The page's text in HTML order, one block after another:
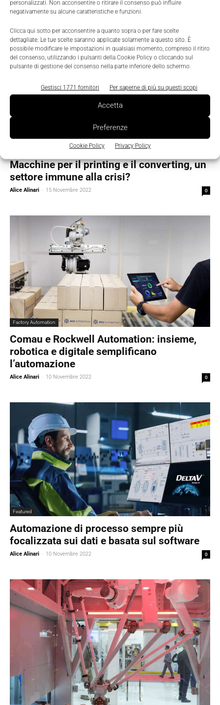
personalizzati. Non acconsentire o ritirare il consenso può influire
negativamente su alcune caratteristiche e funzioni.
Clicca qui sotto per acconsentire a quanto sopra o per fare scelte
dettagliate. Le tue scelte saranno applicate solamente a questo sito. È
possibile modificare le impostazioni in qualsiasi momento, compreso il ritiro
del consenso, utilizzando i pulsanti della Cookie Policy o cliccando sul
pulsante di gestione del consenso nella parte inferiore dello schermo.
Gestisci 1771 fornitori Per saperne di più su questi scopi
Accetta
Preferenze
Cookie Policy Privacy Policy
Macchine per il printing e il converting, un
settore immune alla crisi?
Alice Alinari - 15 Novembre 2022 0
Factory Automation
Comau e Rockwell Automation: insieme,
robotica e digitale semplificano
l’automazione
Alice Alinari - 10 Novembre 2022 0
Featured
Automazione di processo sempre più
focalizzata sui dati e basata sul software
Alice Alinari - 10 Novembre 2022 0